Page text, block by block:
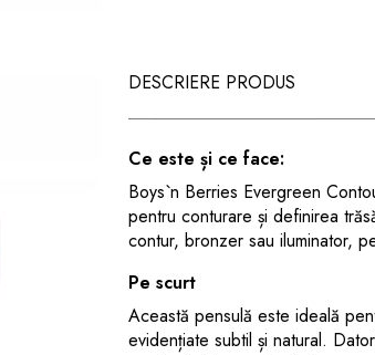
DESCRIERE PRODUS
Ce este și ce face:
Boys`n Berries Evergreen
pentru conturare și definirea
contur, bronzer sau iluminator,
Pe scurt
Această pensulă este ideală
evidențiate subtil și natural.